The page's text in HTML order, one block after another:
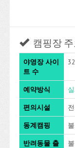
캠핑장 주
야영장 사이
트 수
예약방식
편의시설
동계캠핑
반려동물 출